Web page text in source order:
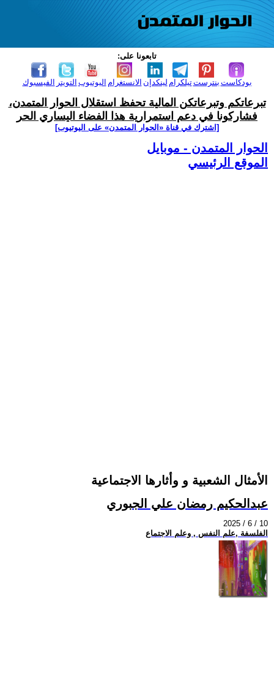
تابعونا على:
الفيسبوك التويتر اليوتيوب الانستغرام لينكدإن تيلكرامبنترست بودكاست
تبرعاتكم وتبرعاتكن المالية تحفظ استقلال الحوار المتمدن،
فشاركونا في دعم استمرارية هذا الفضاء اليساري الحر
[اشترك في قناة ‫«الحوار المتمدن» على اليوتيوب]
الحوار المتمدن - موبايل
الموقع الرئيسي
الأمثال الشعبية و وأثارها الاجتماعية
عبدالحكيم رمضان علي الجبوري
2025 / 6 / 10
الفلسفة ,علم النفس , وعلم الاجتماع